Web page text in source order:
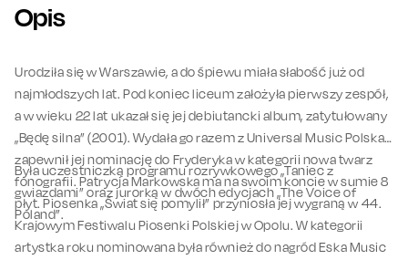
Opis
Urodziła się w Warszawie, a do śpiewu miała słabość już od
najmłodszych lat. Pod koniec liceum założyła pierwszy zespół,
a w wieku 22 lat ukazał się jej debiutancki album, zatytułowany
„Będę silna” (2001). Wydała go razem z Universal Music Polska i
zapewnił jej nominację do Fryderyka w kategorii nowa twarz
fonografii. Patrycja Markowska ma na swoim koncie w sumie 8
płyt. Piosenka „Świat się pomylił” przyniosła jej wygraną w 44.
Krajowym Festiwalu Piosenki Polskiej w Opolu. W kategorii
artystka roku nominowana była również do nagród Eska Music
Była uczestniczką programu rozrywkowego „Taniec z
gwiazdami” oraz jurorką w dwóch edycjach „The Voice of
Poland”.